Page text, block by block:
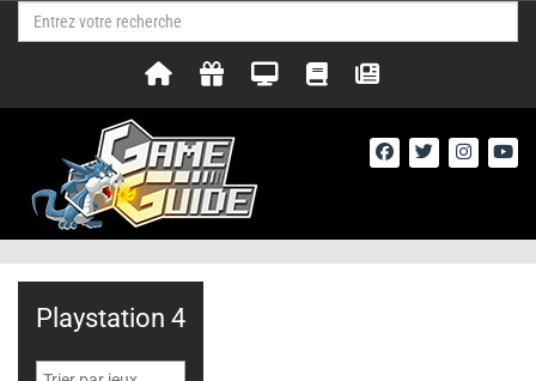
Playstation 4